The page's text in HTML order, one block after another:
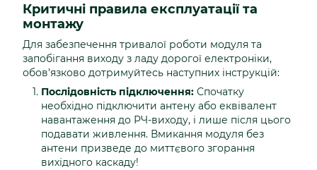
Критичні правила експлуатації та
монтажу
Для забезпечення тривалої роботи модуля та
запобігання виходу з ладу дорогої електроніки,
обов’язково дотримуйтесь наступних інструкцій:
Послідовність підключення: Спочатку
необхідно підключити антену або еквівалент
навантаження до РЧ-виходу, і лише після цього
подавати живлення. Вмикання модуля без
антени призведе до миттєвого згорання
вихідного каскаду!